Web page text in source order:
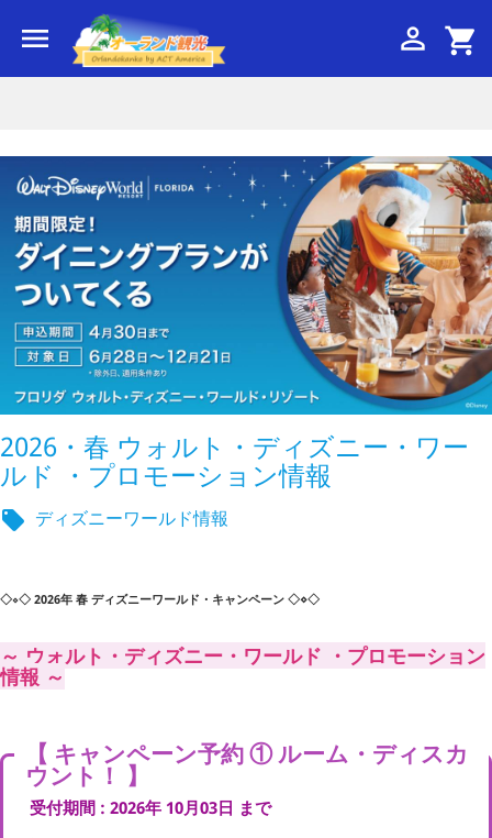
 shopping_cart

2026・春 ウォルト・ディズニー・ワー
ルド ・プロモーション情報
 ディズニーワールド情報
◇⋄◇ 2026年 春 ディズニーワールド・キャンペーン ◇⋄◇
～ ウォルト・ディズニー・ワールド ・プロモーション
情報 ～
【 キャンペーン予約 ① ルーム・ディスカ
ウント！ 】
受付期間 : 2026年 10月03日 まで